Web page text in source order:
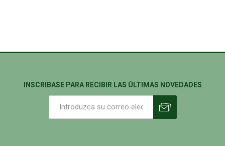
INSCRIBASE PARA RECIBIR LAS ÚLTIMAS NOVEDADES